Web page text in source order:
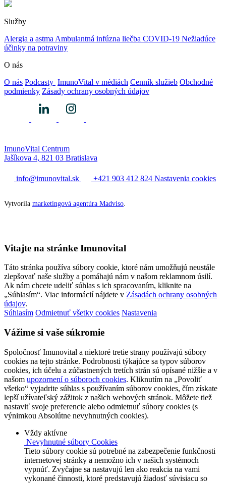
Služby
Alergia a astma Ambulantná infúzna liečba COVID-19 Nežiadúce
účinky na potraviny
O nás
O nás Podcasty ImunoVital v médiách Cenník služieb Obchodné
podmienky Zásady ochrany osobných údajov
ImunoVital Centrum
Jašíkova 4, 821 03 Bratislava
info@imunovital.sk +421 903 412 824 Nastavenia cookies
Vytvorila marketingová agentúra Madviso
Vitajte na stránke Imunovital
Táto stránka používa súbory cookie, ktoré nám umožňujú neustále
zlepšovať naše služby a pomáhajú nám v našom reklamnom úsilí.
Ak nám chcete udeliť súhlas s ich spracovaním, kliknite na
„Súhlasím“. Viac informácií nájdete v Zásadách ochrany osobných
údajov.
Súhlasím Odmietnuť všetky cookies Nastavenia
Vážime si vaše súkromie
Spoločnosť Imunovital a niektoré tretie strany používajú súbory
cookies na tejto stránke. Podrobnosti týkajúce sa typov súborov
cookies, ich účelu a zúčastnených tretích strán sú opísané nižšie a v
našom upozornení o súboroch cookies. Kliknutím na „Povoliť
všetko“ vyjadrite súhlas s používaním súborov cookies, čím získate
lepší užívateľský zážitok z našich webových stránok. Môžete tiež
nastaviť svoje preferencie alebo odmietnuť súbory cookies (s
výnimkou Absolútne nevyhnutných cookies).
Vždy aktívne
Nevyhnutné súbory Cookies
Tieto súbory cookie sú potrebné na zabezpečenie funkčnosti
internetovej stránky a nemožno ich v našich systémoch
vypnúť. Zvyčajne sa nastavujú len ako reakcia na vami
vykonané činnosti, ktoré predstavujú žiadosť súvisiacu so